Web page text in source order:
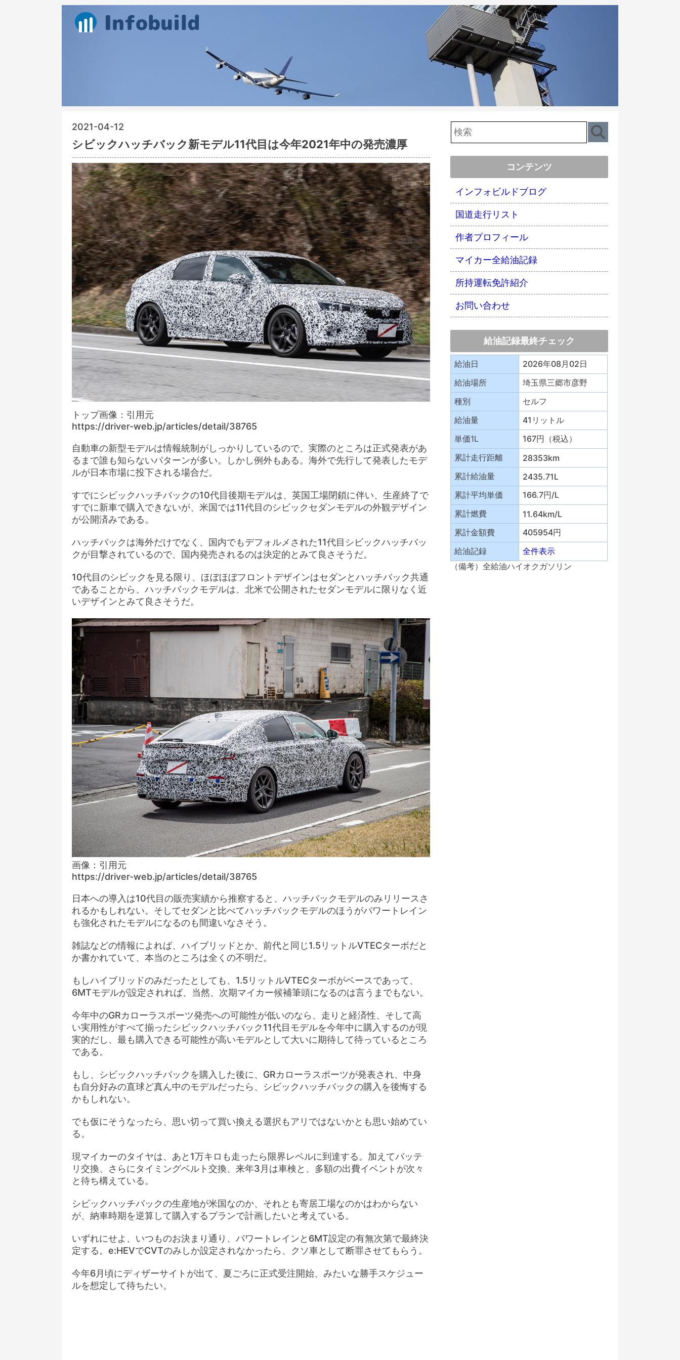
2021-04-12
シビックハッチバック新モデル11代目は今年2021年中の発売濃厚
トップ画像：引用元
https://driver-web.jp/articles/detail/38765
自動車の新型モデルは情報統制がしっかりしているので、実際のところは正式発表があ
るまで誰も知らないパターンが多い。しかし例外もある。海外で先行して発表したモデ
ルが日本市場に投下される場合だ。
すでにシビックハッチバックの10代目後期モデルは、英国工場閉鎖に伴い、生産終了で
すでに新車で購入できないが、米国では11代目のシビックセダンモデルの外観デザイン
が公開済みである。
ハッチバックは海外だけでなく、国内でもデフォルメされた11代目シビックハッチバッ
クが目撃されているので、国内発売されるのは決定的とみて良さそうだ。
10代目のシビックを見る限り、ほぼほぼフロントデザインはセダンとハッチバック共通
であることから、ハッチバックモデルは、北米で公開されたセダンモデルに限りなく近
いデザインとみて良さそうだ。
画像：引用元
https://driver-web.jp/articles/detail/38765
日本への導入は10代目の販売実績から推察すると、ハッチバックモデルのみリリースさ
れるかもしれない。そしてセダンと比べてハッチバックモデルのほうがパワートレイン
も強化されたモデルになるのも間違いなさそう。
雑誌などの情報によれば、ハイブリッドとか、前代と同じ1.5リットルVTECターボだと
か書かれていて、本当のところは全くの不明だ。
もしハイブリッドのみだったとしても、1.5リットルVTECターボがベースであって、
6MTモデルが設定されれば、当然、次期マイカー候補筆頭になるのは言うまでもない。
今年中のGRカローラスポーツ発売への可能性が低いのなら、走りと経済性、そして高
い実用性がすべて揃ったシビックハッチバック11代目モデルを今年中に購入するのが現
実的だし、最も購入できる可能性が高いモデルとして大いに期待して待っているところ
である。
もし、シビックハッチバックを購入した後に、GRカローラスポーツが発表され、中身
も自分好みの直球ど真ん中のモデルだったら、シビックハッチバックの購入を後悔する
かもしれない。
でも仮にそうなったら、思い切って買い換える選択もアリではないかとも思い始めてい
る。
現マイカーのタイヤは、あと1万キロも走ったら限界レベルに到達する。加えてバッテ
リ交換、さらにタイミングベルト交換、来年3月は車検と、多額の出費イベントが次々
と待ち構えている。
シビックハッチバックの生産地が米国なのか、それとも寄居工場なのかはわからない
が、納車時期を逆算して購入するプランで計画したいと考えている。
いずれにせよ、いつものお決まり通り、パワートレインと6MT設定の有無次第で最終決
定する。e:HEVでCVTのみしか設定されなかったら、クソ車として断罪させてもらう。
今年6月頃にディザーサイトが出て、夏ごろに正式受注開始、みたいな勝手スケジュー
ルを想定して待ちたい。
コンテンツ
インフォビルドブログ
国道走行リスト
作者プロフィール
マイカー全給油記録
所持運転免許紹介
お問い合わせ
給油記録最終チェック
給油日
2026年08月02日
給油場所
埼玉県三郷市彦野
種別
セルフ
給油量
41リットル
単価1L
167円（税込）
累計走行距離
28353km
累計給油量
2435.71L
累計平均単価
166.7円/L
累計燃費
11.64km/L
累計金額費
405954円
給油記録
全件表示
（備考）全給油ハイオクガソリン